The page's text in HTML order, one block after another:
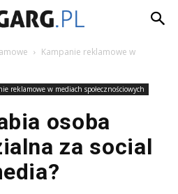
Kampanie reklamowe w
reklamowe w mediach społecznościowych
osoba
za social